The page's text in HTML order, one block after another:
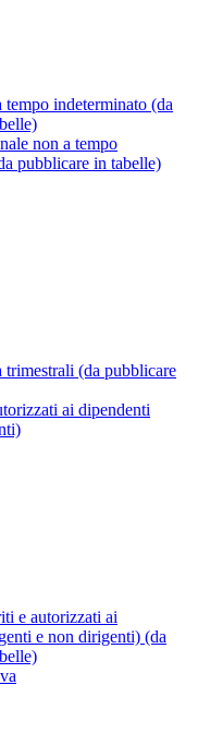
tempo indeterminato (da
non a tempo
pubblicare in tabelle)
trimestrali (da pubblicare
ai dipendenti
e autorizzati ai
e non dirigenti) (da